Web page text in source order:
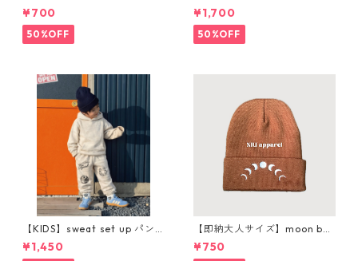
¥700
50%OFF
¥1,700
50%OFF
【KIDS】sweat set up パン
ツ購入ページ
¥1,450
【即納大人サイズ】moon bea
nie
¥750